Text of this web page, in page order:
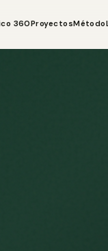
360ProyectosMétodo